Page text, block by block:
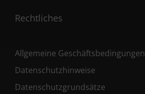
Rechtliches
Allgemeine Geschäftsbedingungen
Datenschutzhinweise
Datenschutzgrundsätze